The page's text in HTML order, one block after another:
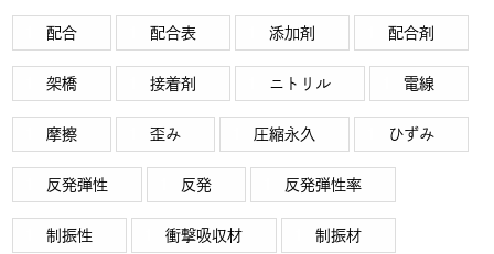
配合 配合表 添加剤 配合剤
架橋 接着剤 ニトリル 電線
摩擦 歪み 圧縮永久 ひずみ
反発弾性 反発 反発弾性率
制振性 衝撃吸収材 制振材